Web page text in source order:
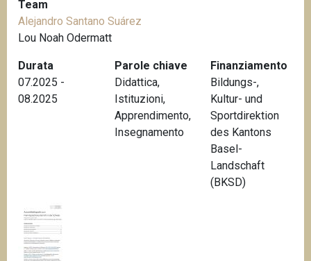
Team
Alejandro Santano Suárez
Lou Noah Odermatt
Durata
07.2025 -
08.2025
Parole chiave
Didattica,
Istituzioni,
Apprendimento,
Insegnamento
Finanziamento
Bildungs-,
Kultur- und
Sportdirektion
des Kantons
Basel-
Landschaft
(BKSD)